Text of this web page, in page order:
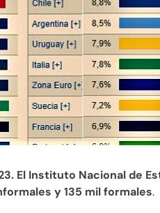
El Instituto Nacional de
y 135 mil formales.